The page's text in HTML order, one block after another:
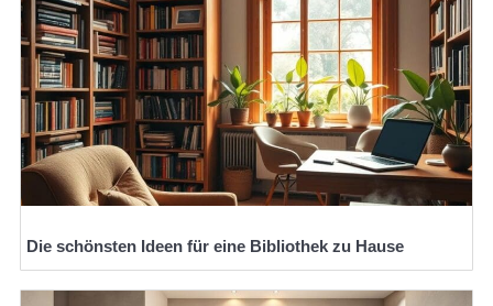
Die schönsten Ideen für eine Bibliothek zu Hause